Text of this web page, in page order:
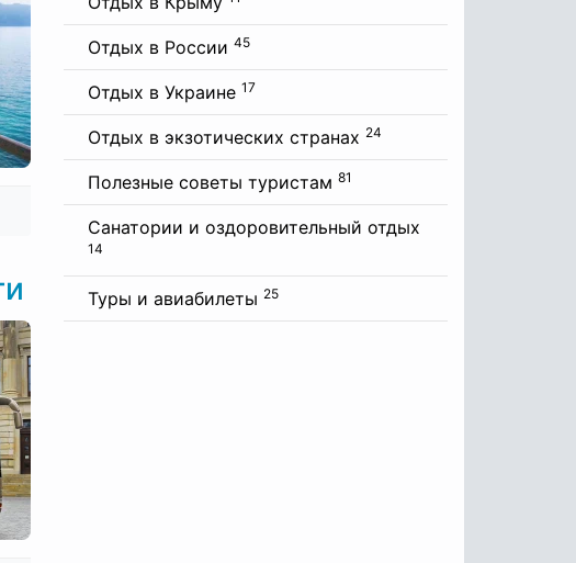
Отдых в России 45
Отдых в Украине 17
Отдых в экзотических странах 24
Полезные советы туристам 81
Санатории и оздоровительный отдых
14
Туры и авиабилеты 25